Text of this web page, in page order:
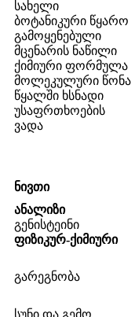
სახელი
ბოტანიკური წყარო
გამოყენებული
მცენარის ნაწილი
ქიმიური ფორმულა
მოლეკულური წონა
წყალში ხსნადი
უსაფრთხოების
ვადა
ნივთი
ანალიზი
გენისტეინი
ფიზიკურ-ქიმიური
გარეგნობა